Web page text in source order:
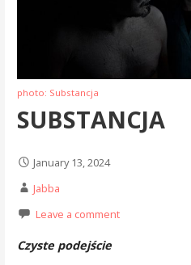
photo: Substancja
SUBSTANCJA
January 13, 2024
Jabba
Leave a comment
Czyste podejście